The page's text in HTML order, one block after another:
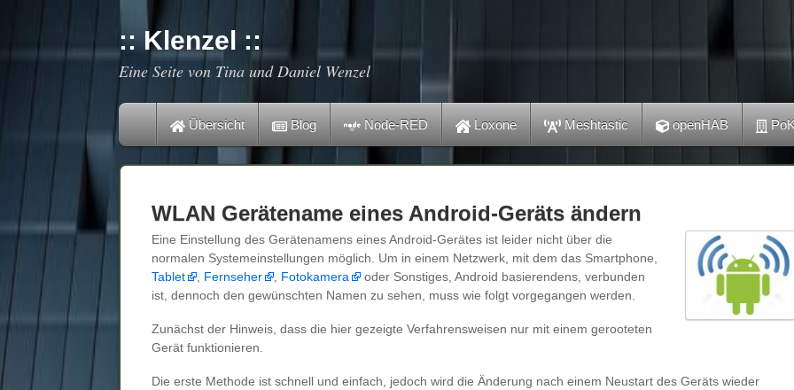
:: Klenzel ::
Eine Seite von Tina und Daniel Wenzel
Übersicht Blog Node-RED Loxone Meshtastic openHAB
WLAN Gerätename eines Android-Geräts ändern
Eine Einstellung des Gerätenamens eines Android-Gerätes ist leider nicht über die
normalen Systemeinstellungen möglich. Um in einem Netzwerk, mit dem das Smartphone,
Tablet
Fernseher Fotokamera
oder Sonstiges, Android basierendens, verbunden
ist, dennoch den gewünschten Namen zu sehen, muss wie folgt vorgegangen werden.
Zunächst der Hinweis, dass die hier gezeigte Verfahrensweisen nur mit einem gerooteten
Gerät funktionieren.
Die erste Methode ist schnell und einfach, jedoch wird die Änderung nach einem Neustart des Geräts wieder